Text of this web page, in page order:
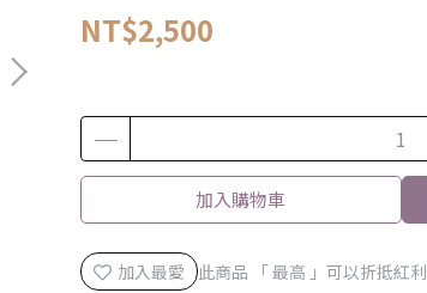
NT$2,500
加入購物車
加入最愛 此商品 「 最高 」可以折抵紅利